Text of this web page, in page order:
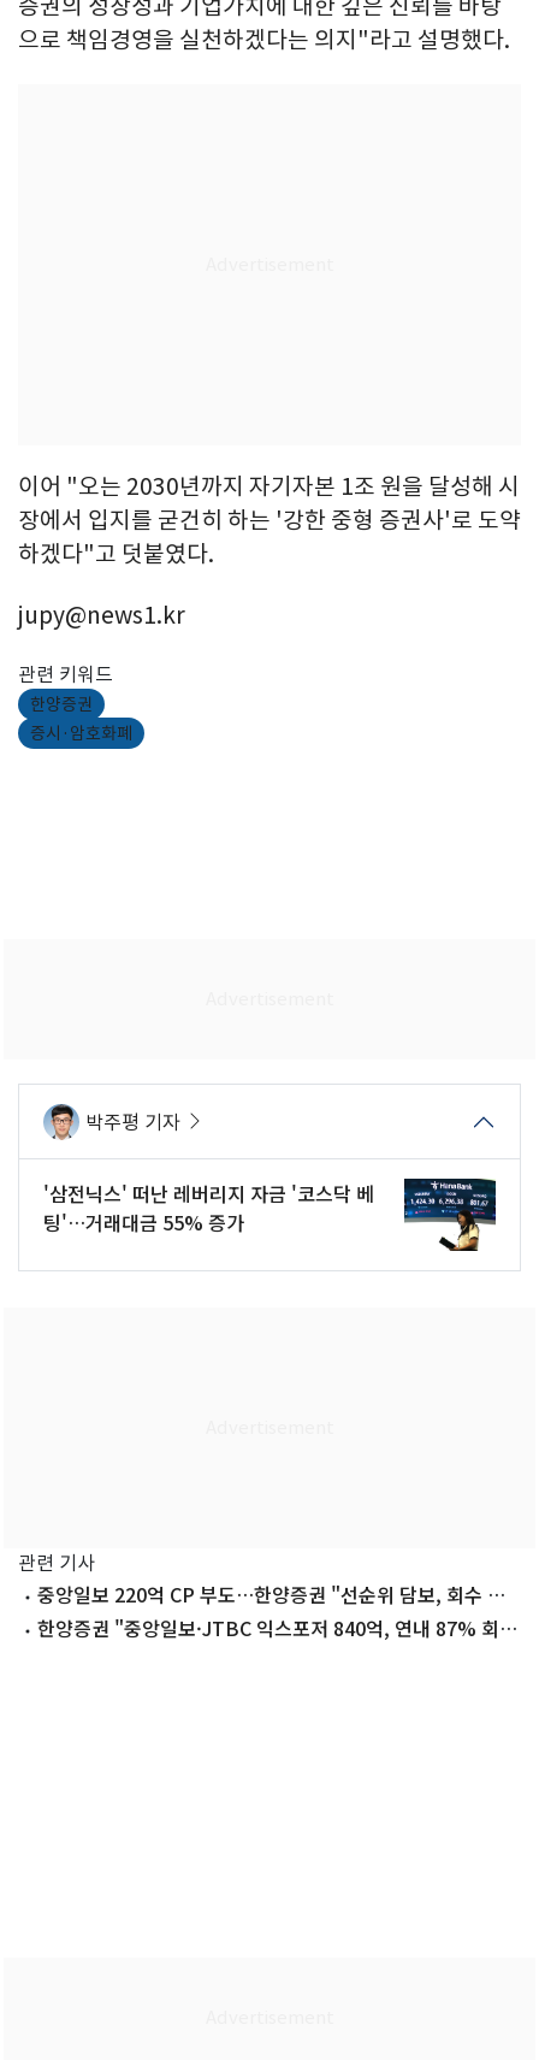
으로 책임경영을 실천하겠다는 의지"라고 설명했다.
이어 "오는 2030년까지 자기자본 1조 원을 달성해 시
장에서 입지를 굳건히 하는 '강한 중형 증권사'로 도약
하겠다"고 덧붙였다.
jupy@news1.kr
관련 키워드
한양증권
증시·암호화폐
박주평 기자
'삼전닉스' 떠난 레버리지 자금 '코스닥 베
팅'…거래대금 55% 증가
관련 기사
중앙일보 220억 CP 부도…한양증권 "선순위 담보, 회수 문
제없다"
한양증권 "중앙일보·JTBC 익스포저 840억, 연내 87% 회수